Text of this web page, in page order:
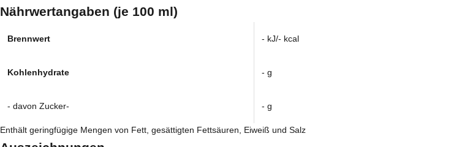
Nährwertangaben (je 100 ml)
Brennwert - kJ/- kcal
Kohlenhydrate - g
- davon Zucker- - g
Enthält geringfügige Mengen von Fett, gesättigten Fettsäuren, Eiweiß und Salz